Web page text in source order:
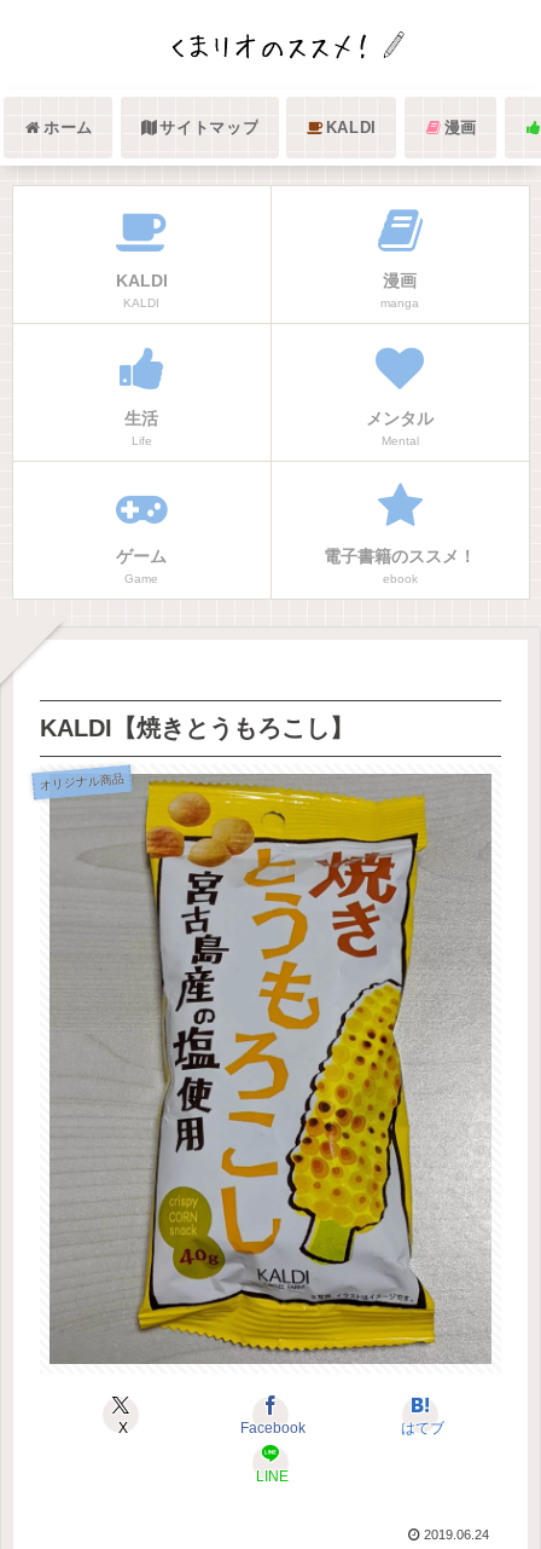
ホーム サイトマップ KALDI 漫画
KALDI
KALDI
漫画
manga
生活
Life
メンタル
Mental
ゲーム
Game
電子書籍のススメ！
ebook
KALDI【焼きとうもろこし】
オリジナル商品
X Facebook はてブ
LINE
2019.06.24